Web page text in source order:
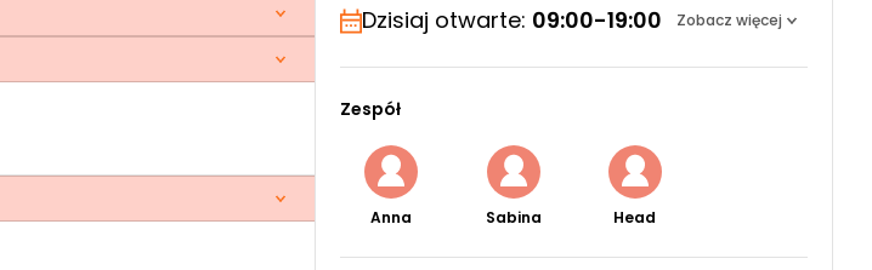
Dzisiaj otwarte: 09:00-19:00 Zobacz więcej
Zespół
Anna Sabina Head